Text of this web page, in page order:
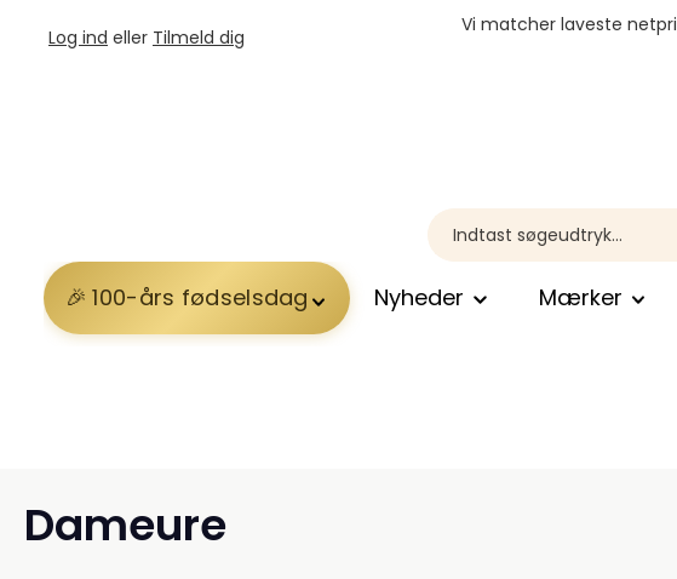
Log ind eller Tilmeld dig
Vi matcher laveste
100-års fødselsdag Nyheder Mærker
Dameure